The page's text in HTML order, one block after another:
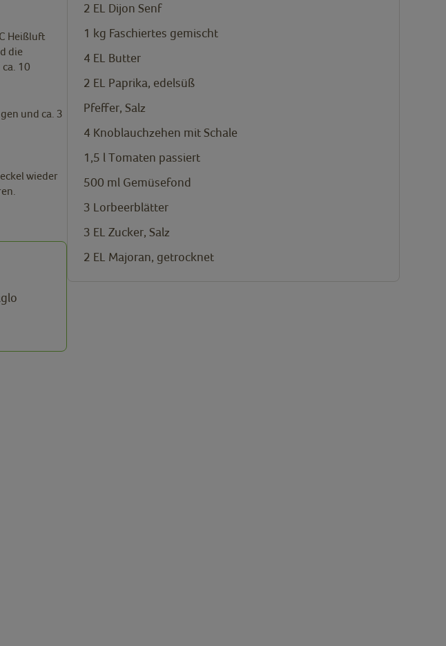
Heißluft
die
10
und ca. 3
wieder
2 EL Dijon Senf
1 kg Faschiertes gemischt
4 EL Butter
2 EL Paprika, edelsüß
Pfeffer, Salz
4 Knoblauchzehen mit Schale
1,5 l Tomaten passiert
500 ml Gemüsefond
3 Lorbeerblätter
3 EL Zucker, Salz
2 EL Majoran, getrocknet